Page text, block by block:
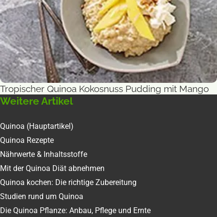
Süßes
Tropischer Quinoa Kokosnuss Pudding mit Mango
Weitere Artikel
Quinoa (Hauptartikel)
Quinoa Rezepte
Nährwerte & Inhaltsstoffe
Mit der Quinoa Diät abnehmen
Quinoa kochen: Die richtige Zubereitung
Studien rund um Quinoa
Die Quinoa Pflanze: Anbau, Pflege und Ernte